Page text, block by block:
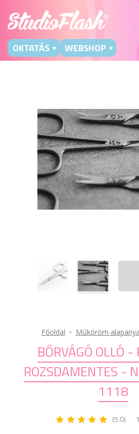
OKTATÁS WEBSHOP
Főoldal Műköröm
BŐRVÁGÓ OLLÓ -
ROZSDAMENTES -
1118
(5.0)